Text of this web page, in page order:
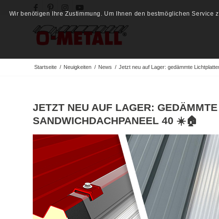
Startseite / Neuigkeiten / News / Jetzt neu auf Lager: gedämmte
JETZT NEU AUF LAGER:
SANDWICHDACHPANEEL 40 ☀️🏠
Wir benötigen Ihre Zustimmung. Um Ihnen den bestmöglichen